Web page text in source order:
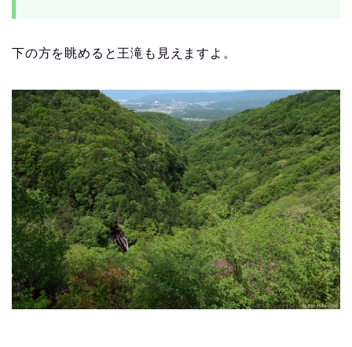
下の方を眺めると王滝も見えますよ。